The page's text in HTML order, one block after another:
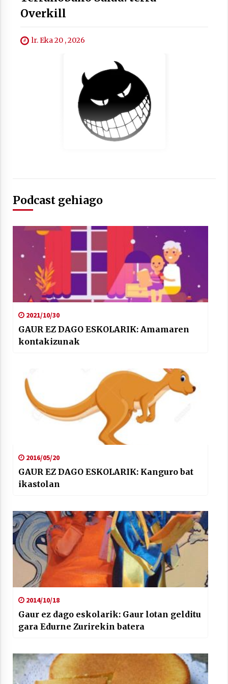
Arrosaren 20 urteez
2021/07/06
Hala Bedi irratiko Hizpidea saioan
Arrosaren 20 urteez
2021/07/03
Zebrabidearen denboraldi amaiera
2021/07/01
Arrosaren laburpen bideoa Hamaika
2021/06/30
Overkill
lr. Eka 20 , 2026
Podcast gehiago
2021/10/30
GAUR EZ DAGO ESKOLARIK: Amamaren
kontakizunak
2016/05/20
GAUR EZ DAGO ESKOLARIK: Kanguro bat
ikastolan
2014/10/18
Gaur ez dago eskolarik: Gaur lotan gelditu
gara Edurne Zurirekin batera